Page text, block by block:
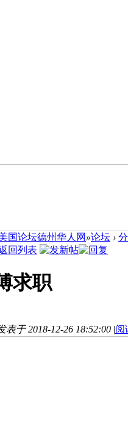
国论坛德州华人网 »论坛 ›
回列表
求职
表于 2018-12-26 18:52:00 |阅